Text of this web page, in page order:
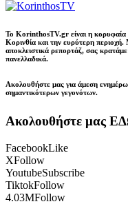
Το KorinthosTV.gr είναι η κορυφαία
Κορινθία και την ευρύτερη
αποκλειστικά ρεπορτάζ, σας
πανελλαδικά.
Ακολουθήστε μας για άμεση
σημαντικότερων γεγονότων.
Ακολουθήστε μας
FacebookLike
XFollow
YoutubeSubscribe
TiktokFollow
4.03MFollow